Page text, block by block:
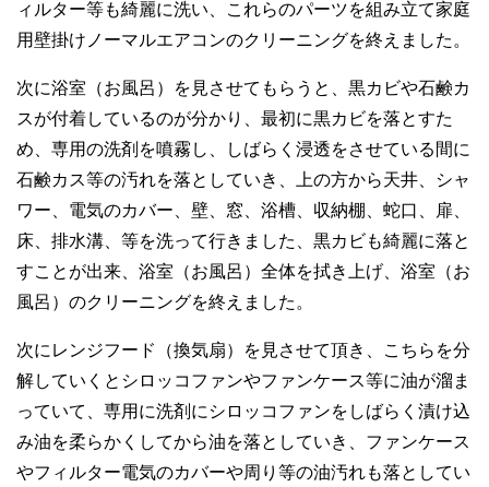
ィルター等も綺麗に洗い、これらのパーツを組み立て家庭
用壁掛けノーマルエアコンのクリーニングを終えました。
次に浴室（お風呂）を見させてもらうと、黒カビや石鹸カ
スが付着しているのが分かり、最初に黒カビを落とすた
め、専用の洗剤を噴霧し、しばらく浸透をさせている間に
石鹸カス等の汚れを落としていき、上の方から天井、シャ
ワー、電気のカバー、壁、窓、浴槽、収納棚、蛇口、扉、
床、排水溝、等を洗って行きました、黒カビも綺麗に落と
すことが出来、浴室（お風呂）全体を拭き上げ、浴室（お
風呂）のクリーニングを終えました。
次にレンジフード（換気扇）を見させて頂き、こちらを分
解していくとシロッコファンやファンケース等に油が溜ま
っていて、専用に洗剤にシロッコファンをしばらく漬け込
み油を柔らかくしてから油を落としていき、ファンケース
やフィルター電気のカバーや周り等の油汚れも落としてい